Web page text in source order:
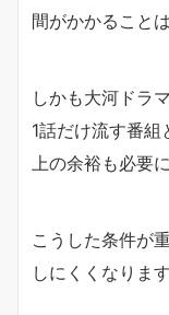
間がかかること
しかも大河ドラ
1話だけ流す番
上の余裕も必要
こうした条件が
しにくくなります